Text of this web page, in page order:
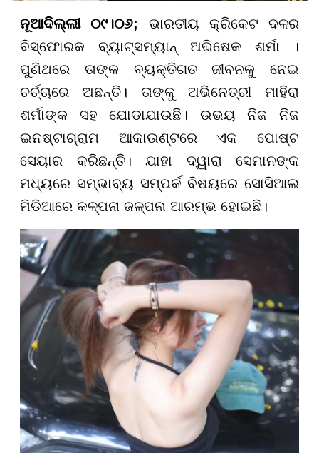
ନୂଆଦିଲ୍ଲୀ ୦୯।୦୬; ଭାରତୀୟ କ୍ରିକେଟ ଦଳର
ବିସ୍ଫୋରକ ବ୍ୟାଟ୍ସମ୍ୟାନ୍ ଅଭିଷେକ ଶର୍ମା ।
ପୁଣିଥରେ ତାଙ୍କ ବ୍ୟକ୍ତିଗତ ଜୀବନକୁ ନେଇ
ଚର୍ଚ୍ଚାରେ ଅଛନ୍ତି। ତାଙ୍କୁ ଅଭିନେତ୍ରୀ ମାହିରା
ଶର୍ମାଙ୍କ ସହ ଯୋଡାଯାଉଛି। ଉଭୟ ନିଜ ନିଜ
ଇନଷ୍ଟାଗ୍ରାମ ଆକାଉଣ୍ଟରେ ଏକ ପୋଷ୍ଟ
ସେୟାର କରିଛନ୍ତି। ଯାହା ଦ୍ୱାରା ସେମାନଙ୍କ
ମଧ୍ୟରେ ସମ୍ଭାବ୍ୟ ସମ୍ପର୍କ ବିଷୟରେ ସୋସିଆଲ
ମିଡିଆରେ କଳ୍ପନା ଜଳ୍ପନା ଆରମ୍ଭ ହୋଇଛି।